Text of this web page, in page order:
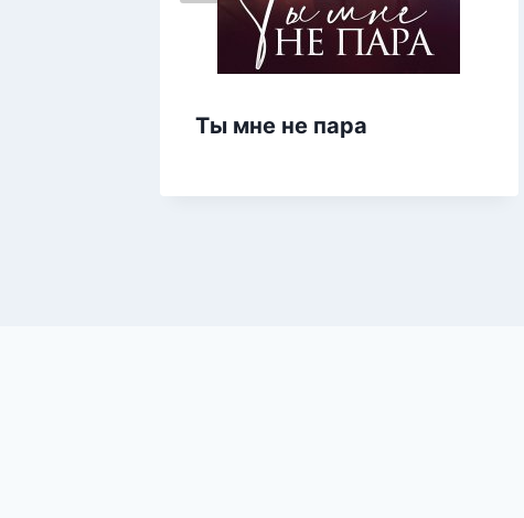
Ты мне не пара